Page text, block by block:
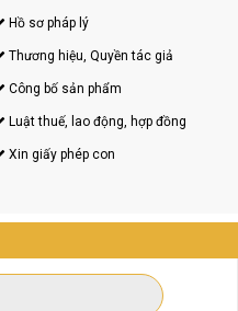
Hồ sơ pháp lý
Thương hiệu, Quyền tác giả
Công bố sản phẩm
Luật thuế, lao động, hợp đồng
Xin giấy phép con